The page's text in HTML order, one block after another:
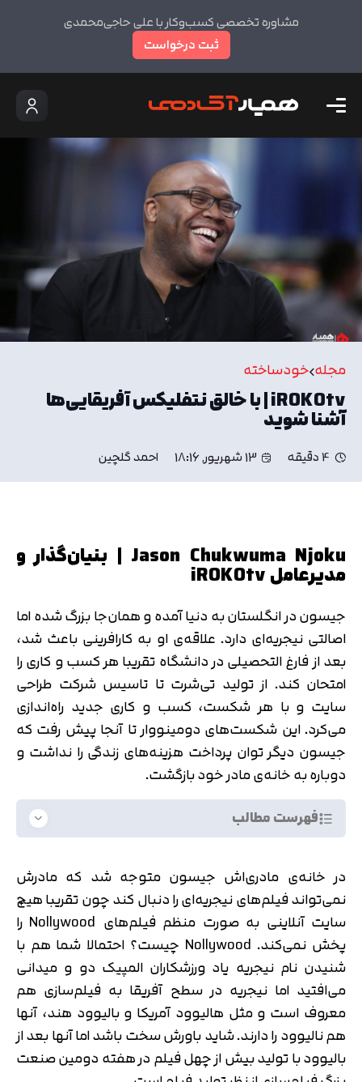
مشاوره تخصصی کسب‌وکار با علی حاجی‌محمدی
ثبت درخواست
مجله خودساخته
iROKOtv | با خالق نتفلیکس آفریقایی‌ها
آشنا شوید
4 دقیقه 13 شهریور, 18:16 احمد گلچین
Jason Chukwuma Njoku | بنیان‌گذار و
مدیرعامل iROKOtv
جیسون در انگلستان به دنیا آمده و همان‌جا بزرگ شده اما
اصالتی نیجریه‌ای دارد. علاقه‌ی او به کارافرینی باعث شد،
بعد از فارغ التحصیلی در دانشگاه تقریبا هر کسب و کاری را
امتحان کند. از تولید تی‌شرت تا تاسیس شرکت طراحی
سایت و با هر شکست، کسب و کاری جدید راه‌اندازی
می‌کرد. این شکست‌های دومینووار تا آنجا پیش رفت که
جیسون دیگر توان پرداخت هزینه‌های زندگی را نداشت و
دوباره به خانه‌ی مادر خود بازگشت.
فهرست مطالب
در خانه‌ی مادری‌اش جیسون متوجه شد که مادرش
نمی‌تواند فیلم‌های نیجریه‌ای را دنبال کند چون تقریبا هیچ
سایت آنلاینی به صورت منظم فیلم‌های Nollywood را
پخش نمی‌کند. Nollywood چیست؟ احتمالا شما هم با
شنیدن نام نیجریه یاد ورزشکاران المپیک دو و میدانی
می‌افتید اما نیجریه در سطح آفریقا به فیلم‌سازی هم
معروف است و مثل هالیوود آمریکا و بالیوود هند، آنها
هم نالیوود را دارند. شاید باورش سخت باشد اما آنها بعد از
بالیوود با تولید بیش از چهل فیلم در هفته دومین صنعت